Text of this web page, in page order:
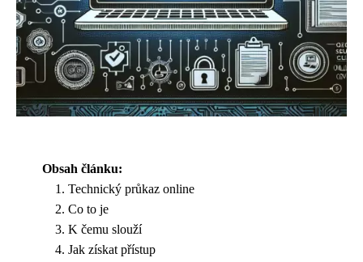
Obsah článku:
Technický průkaz online
Co to je
K čemu slouží
Jak získat přístup